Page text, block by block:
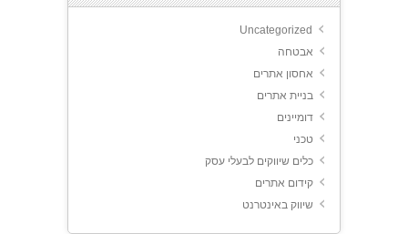
Uncategorized
אבטחה
אחסון אתרים
בניית אתרים
דומיינים
טכני
כלים שיווקים לבעלי עסק
קידום אתרים
שיווק באינטרנט